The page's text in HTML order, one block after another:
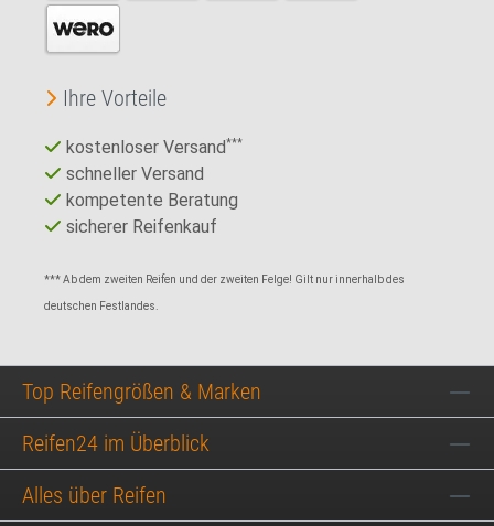
Ihre Vorteile
kostenloser Versand***
schneller Versand
kompetente Beratung
sicherer Reifenkauf
*** Ab dem zweiten Reifen und der zweiten Felge! Gilt nur innerhalb des
deutschen Festlandes.
Top Reifengrößen & Marken
Reifen24 im Überblick
Alles über Reifen